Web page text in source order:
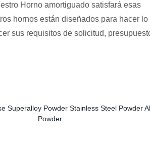
Horno amortiguado satisfará esas
hornos están diseñados para hacer lo
sus requisitos de solicitud,